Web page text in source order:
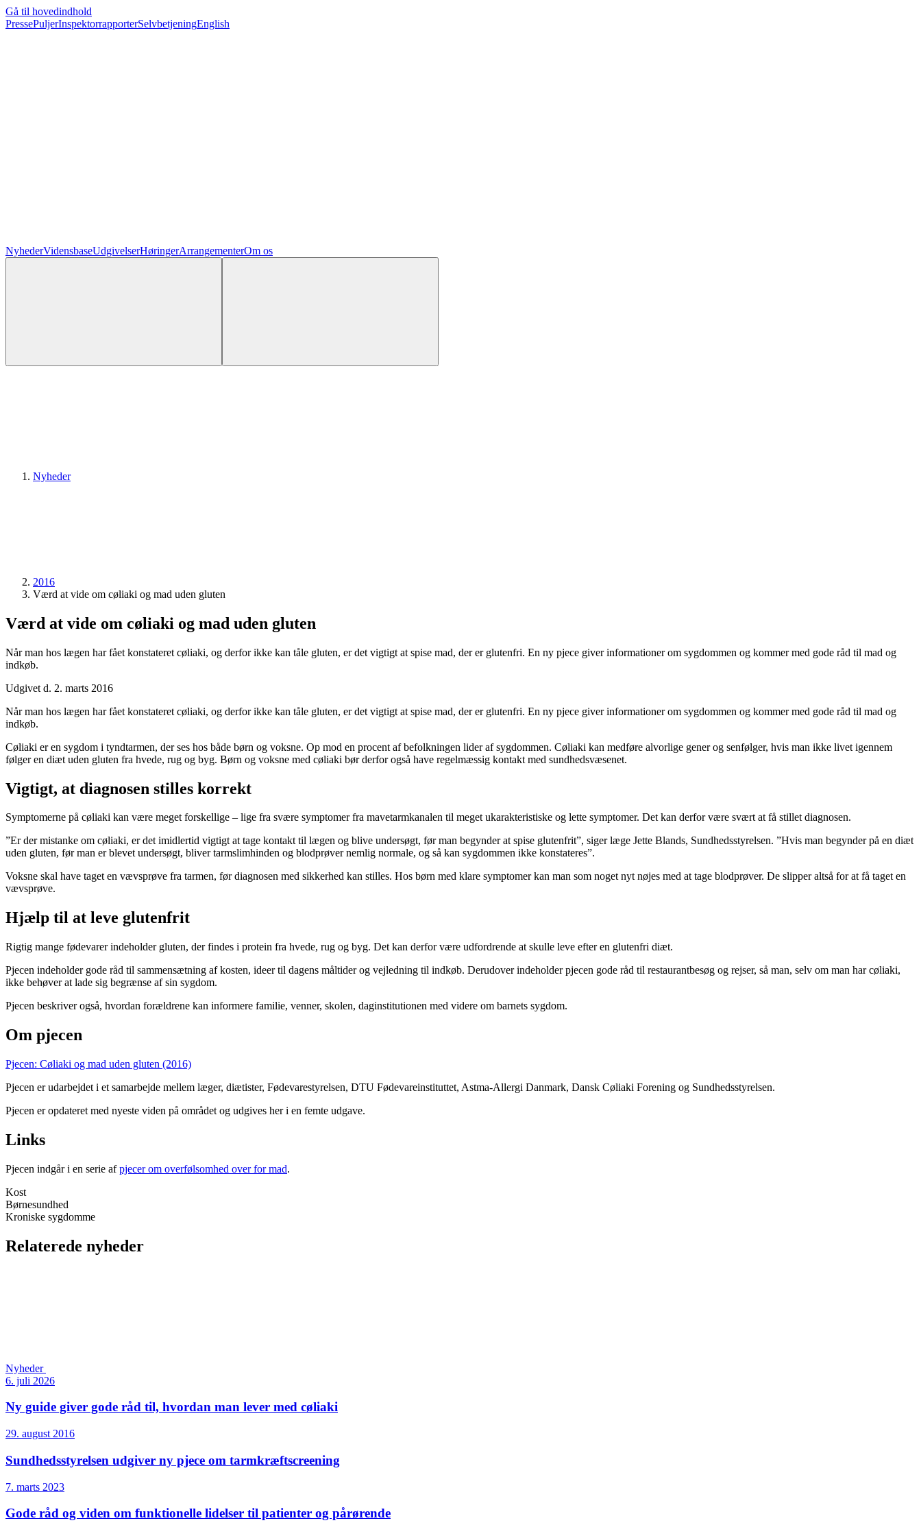
Gå til hovedindhold
PressePuljerInspektorrapporterSelvbetjeningEnglish
NyhederVidensbaseUdgivelserHøringerArrangementerOm os
Nyheder
2016
Værd at vide om cøliaki og mad uden gluten
Værd at vide om cøliaki og mad uden gluten
Når man hos lægen har fået konstateret cøliaki, og derfor ikke kan tåle gluten, er det vigtigt at spise mad, der er glutenfri. En ny pjece giver informationer om sygdommen og kommer med gode råd til mad og
indkøb.
Udgivet d. 2. marts 2016
Når man hos lægen har fået konstateret cøliaki, og derfor ikke kan tåle gluten, er det vigtigt at spise mad, der er glutenfri. En ny pjece giver informationer om sygdommen og kommer med gode råd til mad og
indkøb.
Cøliaki er en sygdom i tyndtarmen, der ses hos både børn og voksne. Op mod en procent af befolkningen lider af sygdommen. Cøliaki kan medføre alvorlige gener og senfølger, hvis man ikke livet igennem
følger en diæt uden gluten fra hvede, rug og byg. Børn og voksne med cøliaki bør derfor også have regelmæssig kontakt med sundhedsvæsenet.
Vigtigt, at diagnosen stilles korrekt
Symptomerne på cøliaki kan være meget forskellige – lige fra svære symptomer fra mavetarmkanalen til meget ukarakteristiske og lette symptomer. Det kan derfor være svært at få stillet diagnosen.
”Er der mistanke om cøliaki, er det imidlertid vigtigt at tage kontakt til lægen og blive undersøgt, før man begynder at spise glutenfrit”, siger læge Jette Blands, Sundhedsstyrelsen. ”Hvis man begynder på en diæt
uden gluten, før man er blevet undersøgt, bliver tarmslimhinden og blodprøver nemlig normale, og så kan sygdommen ikke konstateres”.
Voksne skal have taget en vævsprøve fra tarmen, før diagnosen med sikkerhed kan stilles. Hos børn med klare symptomer kan man som noget nyt nøjes med at tage blodprøver. De slipper altså for at få taget en
vævsprøve.
Hjælp til at leve glutenfrit
Rigtig mange fødevarer indeholder gluten, der findes i protein fra hvede, rug og byg. Det kan derfor være udfordrende at skulle leve efter en glutenfri diæt.
Pjecen indeholder gode råd til sammensætning af kosten, ideer til dagens måltider og vejledning til indkøb. Derudover indeholder pjecen gode råd til restaurantbesøg og rejser, så man, selv om man har cøliaki,
ikke behøver at lade sig begrænse af sin sygdom.
Pjecen beskriver også, hvordan forældrene kan informere familie, venner, skolen, daginstitutionen med videre om barnets sygdom.
Om pjecen
Pjecen: Cøliaki og mad uden gluten (2016)
Pjecen er udarbejdet i et samarbejde mellem læger, diætister, Fødevarestyrelsen, DTU Fødevareinstituttet, Astma-Allergi Danmark, Dansk Cøliaki Forening og Sundhedsstyrelsen.
Pjecen er opdateret med nyeste viden på området og udgives her i en femte udgave.
Links
Pjecen indgår i en serie afpjecer om overfølsomhed over for mad.
Kost
Børnesundhed
Kroniske sygdomme
Relaterede nyheder
Nyheder
6. juli 2026
Ny guide giver gode råd til, hvordan man lever med cøliaki
29. august 2016
Sundheds­styrelsen udgiver ny pjece om tarmkræft­screening
7. marts 2023
Gode råd og viden om funktionelle lidelser til patienter og pårørende